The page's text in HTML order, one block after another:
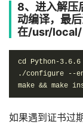
8、进入解压
动编译，最
在/usr/local/
cd Python-3.6.6
./configure --
make && make
如果遇到证书过